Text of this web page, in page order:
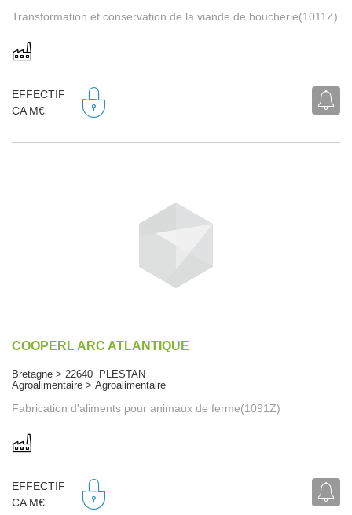
Transformation et conservation de la viande de boucherie(1011Z)
EFFECTIF
CA M€
COOPERL ARC ATLANTIQUE
Bretagne > 22640 PLESTAN
Agroalimentaire > Agroalimentaire
Fabrication d'aliments pour animaux de ferme(1091Z)
EFFECTIF
CA M€